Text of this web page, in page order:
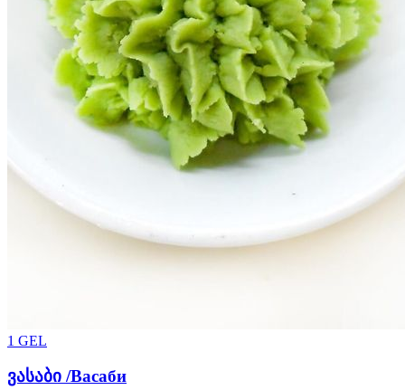
1 GEL
ვასაბი /Васаби